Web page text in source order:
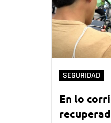
SEGURIDAD
En lo